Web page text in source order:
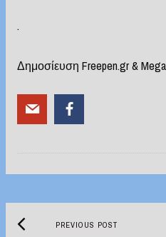
.
Δημοσίευση Freepen.gr &
Post
PREVIOUS POSTPrevious